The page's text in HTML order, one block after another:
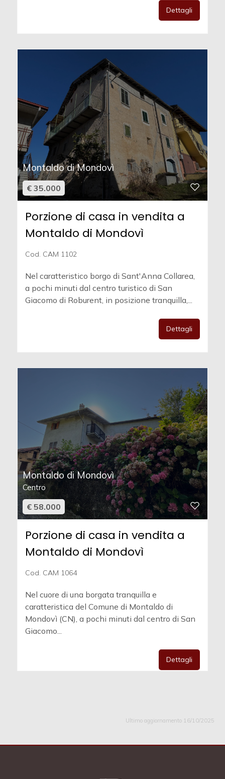
Dettagli
Montaldo di Mondovì
€ 35.000
Porzione di casa in vendita a
Montaldo di Mondovì
Cod. CAM 1102
Nel caratteristico borgo di Sant'Anna Collarea,
a pochi minuti dal centro turistico di San
Giacomo di Roburent, in posizione tranquilla,...
Dettagli
Montaldo di Mondovì
Centro
€ 58.000
Porzione di casa in vendita a
Montaldo di Mondovì
Cod. CAM 1064
Nel cuore di una borgata tranquilla e
caratteristica del Comune di Montaldo di
Mondovì (CN), a pochi minuti dal centro di San
Giacomo...
Dettagli
Ultimo aggiornamento 16/10/2025